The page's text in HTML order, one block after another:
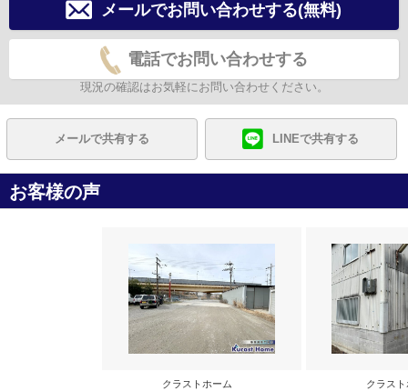
メールでお問い合わせする(無料)
電話でお問い合わせする
現況の確認はお気軽にお問い合わせください。
メールで共有する LINEで共有する
お客様の声
クラストホーム クラス